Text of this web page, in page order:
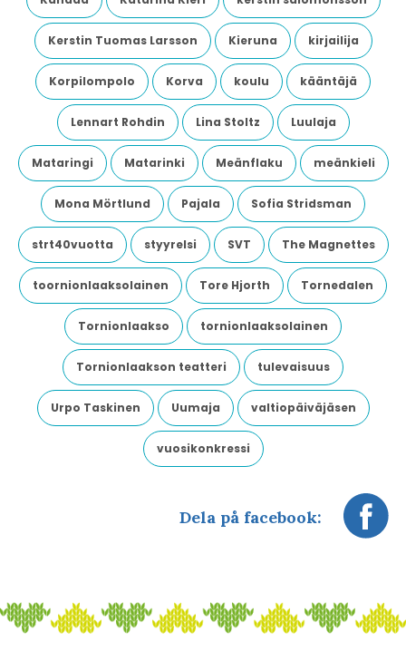
Kerstin Tuomas Larsson Kieruna kirjailija
Korpilompolo Korva koulu kääntäjä
Lennart Rohdin Lina Stoltz Luulaja
Mataringi Matarinki Meänflaku meänkieli
Mona Mörtlund Pajala Sofia Stridsman
strt40vuotta styyrelsi SVT The Magnettes
toornionlaaksolainen Tore Hjorth Tornedalen
Tornionlaakso tornionlaaksolainen
Tornionlaakson teatteri tulevaisuus
Urpo Taskinen Uumaja valtiopäiväjäsen
vuosikonkressi
Dela på facebook: